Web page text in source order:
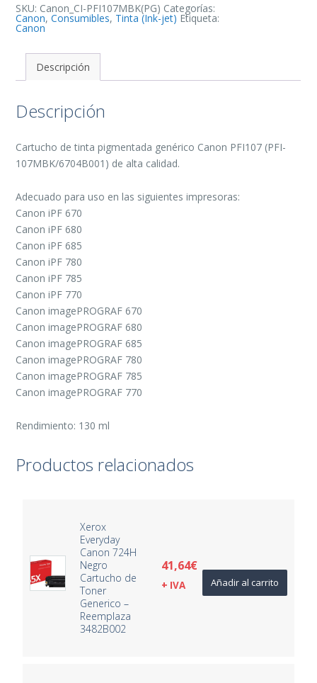
Generico
-
Reemplaza
SKU: Canon_CI-PFI107MBK(PG) Categorías:
Canon,Consumibles, Tinta (Ink-jet) Etiqueta:
Canon
Descripción
Descripción
Cartucho de tinta pigmentada genérico Canon PFI107 (PFI-
107MBK/6704B001) de alta calidad.
Adecuado para uso en las siguientes impresoras:
Canon iPF 670
Canon iPF 680
Canon iPF 685
Canon iPF 780
Canon iPF 785
Canon iPF 770
Canon imagePROGRAF 670
Canon imagePROGRAF 680
Canon imagePROGRAF 685
Canon imagePROGRAF 780
Canon imagePROGRAF 785
Canon imagePROGRAF 770
Rendimiento: 130 ml
Productos relacionados
Xerox
Everyday
Canon 724H
Negro
Cartucho de
Toner
Generico –
Reemplaza
3482B002
41,64€
+ IVA Añadir al carrito